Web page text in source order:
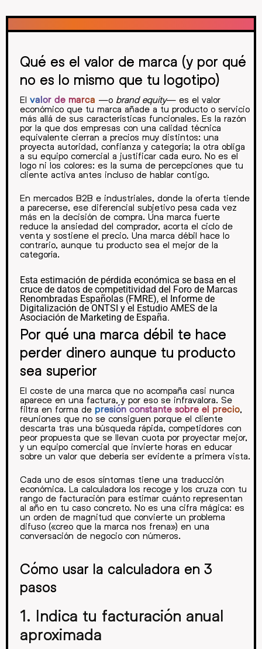
Qué es el valor de marca (y por qué
no es lo mismo que tu logotipo)
El valor de marca —o brand equity— es el valor
económico que tu marca añade a tu producto o servicio
más allá de sus características funcionales. Es la razón
por la que dos empresas con una calidad técnica
equivalente cierran a precios muy distintos: una
proyecta autoridad, confianza y categoría; la otra obliga
a su equipo comercial a justificar cada euro. No es el
logo ni los colores: es la suma de percepciones que tu
cliente activa antes incluso de hablar contigo.
En mercados B2B e industriales, donde la oferta tiende
a parecerse, ese diferencial subjetivo pesa cada vez
más en la decisión de compra. Una marca fuerte
reduce la ansiedad del comprador, acorta el ciclo de
venta y sostiene el precio. Una marca débil hace lo
contrario, aunque tu producto sea el mejor de la
categoría.
Esta estimación de pérdida económica se basa en el
cruce de datos de competitividad del Foro de Marcas
Renombradas Españolas (FMRE), el Informe de
Digitalización de ONTSI y el Estudio AMES de la
Asociación de Marketing de España.
Por qué una marca débil te hace
perder dinero aunque tu producto
sea superior
El coste de una marca que no acompaña casi nunca
aparece en una factura, y por eso se infravalora. Se
filtra en forma de presión constante sobre el precio,
reuniones que no se consiguen porque el cliente
descarta tras una búsqueda rápida, competidores con
peor propuesta que se llevan cuota por proyectar mejor,
y un equipo comercial que invierte horas en educar
sobre un valor que debería ser evidente a primera vista.
Cada uno de esos síntomas tiene una traducción
económica. La calculadora los recoge y los cruza con tu
rango de facturación para estimar cuánto representan
al año en tu caso concreto. No es una cifra mágica: es
un orden de magnitud que convierte un problema
difuso («creo que la marca nos frena») en una
conversación de negocio con números.
Cómo usar la calculadora en 3
pasos
1. Indica tu facturación anual
aproximada